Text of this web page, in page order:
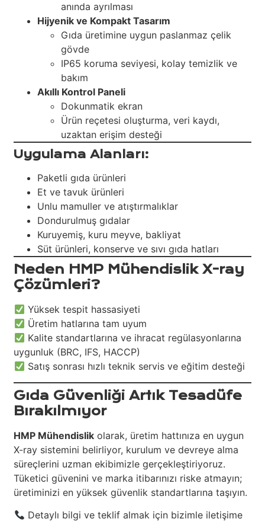
anında ayrılması
Hijyenik ve Kompakt Tasarım
Gıda üretimine uygun paslanmaz çelik
gövde
IP65 koruma seviyesi, kolay temizlik ve
bakım
Akıllı Kontrol Paneli
Dokunmatik ekran
Ürün reçetesi oluşturma, veri kaydı,
uzaktan erişim desteği
Uygulama Alanları:
Paketli gıda ürünleri
Et ve tavuk ürünleri
Unlu mamuller ve atıştırmalıklar
Dondurulmuş gıdalar
Kuruyemiş, kuru meyve, bakliyat
Süt ürünleri, konserve ve sıvı gıda hatları
Neden HMP Mühendislik X-ray
Çözümleri?
Yüksek tespit hassasiyeti
Üretim hatlarına tam uyum
Kalite standartlarına ve ihracat regülasyonlarına
uygunluk (BRC, IFS, HACCP)
Satış sonrası hızlı teknik servis ve eğitim desteği
Gıda Güvenliği Artık Tesadüfe
Bırakılmıyor
HMP Mühendislik olarak, üretim hattınıza en uygun
X-ray sistemini belirliyor, kurulum ve devreye alma
süreçlerini uzman ekibimizle gerçekleştiriyoruz.
Tüketici güvenini ve marka itibarınızı riske atmayın;
üretiminizi en yüksek güvenlik standartlarına taşıyın.
Detaylı bilgi ve teklif almak için bizimle iletişime